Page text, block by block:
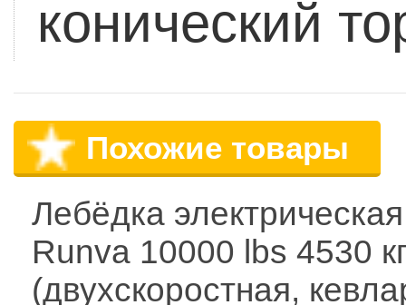
конический
Похожие товары
Лебёдка
Runva 10000 lbs 4530
(двухскоростная,